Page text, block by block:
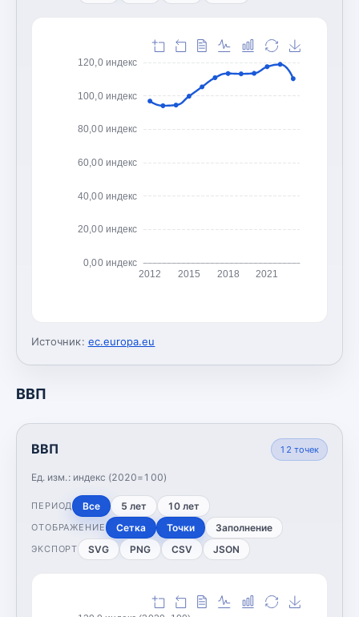
0,00 индекс
20,00 индекс
40,00 индекс
60,00 индекс
80,00 индекс
100,0 индекс
120,0 индекс
2012 2015 2018 2021
Источник: ec.europa.eu
ВВП
ВВП
Ед. изм.: индекс (2020=100)
12 точек
ПЕРИОД Все 5 лет 10 лет
ОТОБРАЖЕНИЕ Сетка Точки Заполнение
ЭКСПОРТ SVG PNG CSV JSON